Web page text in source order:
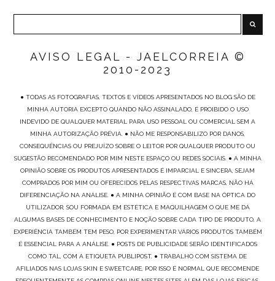
AVISO LEGAL - JAELCORREIA ©
2010-2023
● TODAS AS FOTOGRAFIAS, TEXTOS E VÍDEOS APRESENTADOS NO BLOG SÃO DE
MINHA AUTORIA EXCEPTO QUANDO NÃO ASSINALADO, É PROIBIDO O USO
INDEVIDO DE QUALQUER MATERIAL PARA USO PESSOAL OU COMERCIAL SEM A
MINHA AUTORIZAÇÃO PRÉVIA. ● NÃO ME RESPONSABILIZO POR DANOS,
CONSEQUÊNCIAS OU PREJUÍZO SOBRE O LEITOR POR QUALQUER PRODUTO OU
SUGESTÃO RECOMENDADO POR MIM NESTE ESPAÇO OU REDES SOCIAIS. ● A MINHA
OPINIÃO SOBRE OS PRODUTOS APRESENTADOS É IMPARCIAL E SINCERA, SEJAM
COMPRADOS POR MIM OU OFERECIDOS PELAS RESPECTIVAS MARCAS, NÃO HÁ
DIFERENCIAÇÃO NA ANÁLISE. ● A MINHA OPINIÃO É COM BASE NA ÓPTICA DO
UTILIZADOR, SOU FORMADA EM ESTÉTICA E MAQUILHAGEM O QUE ME DÁ
ALGUMAS BASES DE CONHECIMENTO E NOÇÃO SOBRE CADA TIPO DE PRODUTO, A
EXPERIÊNCIA TAMBÉM TEM PESO, POR EXPERIMENTAR VÁRIOS PRODUTOS TAMBÉM
É ESSENCIAL PARA A ANÁLISE. ● POSTS DE PUBLICIDADE SERÃO IDENTIFICADOS
COMO TAL, COM A ETIQUETA PUBLIPOST. ● TRABALHO COM SISTEMA DE
AFILIADOS NAS LOJAS SKIN E SWEETCARE, POR ISSO É NORMAL QUE RECOMENDE